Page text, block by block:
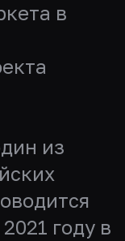
в
из
году в